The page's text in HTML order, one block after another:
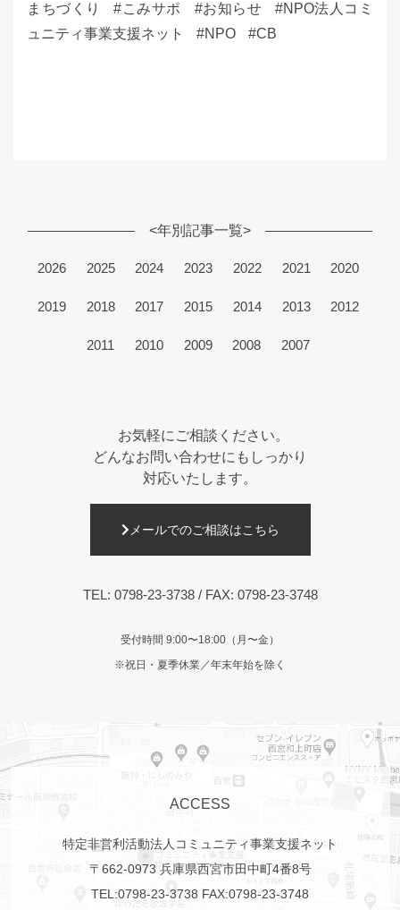
まちづくり
こみサポ お知らせ
NPO法人コミ
ュニティ事業支援ネット
NPO CB
<年別記事一覧>
2026 2025 2024 2023 2022 2021 2020
2019 2018 2017 2015 2014 2013 2012
2011 2010 2009 2008 2007
お気軽にご相談ください。
どんなお問い合わせにもしっかり
対応いたします。
メールでのご相談はこちら
TEL: 0798-23-3738/ FAX: 0798-23-3748
受付時間 9:00〜18:00（月〜金）
※祝日・夏季休業／年末年始を除く
ACCESS
特定非営利活動法人コミュニティ事業支援ネット
〒662-0973 兵庫県西宮市田中町4番8号
TEL:0798-23-3738 FAX:0798-23-3748